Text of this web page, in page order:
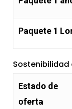
Paquete 1
Sostenibilidad
Estado de
oferta